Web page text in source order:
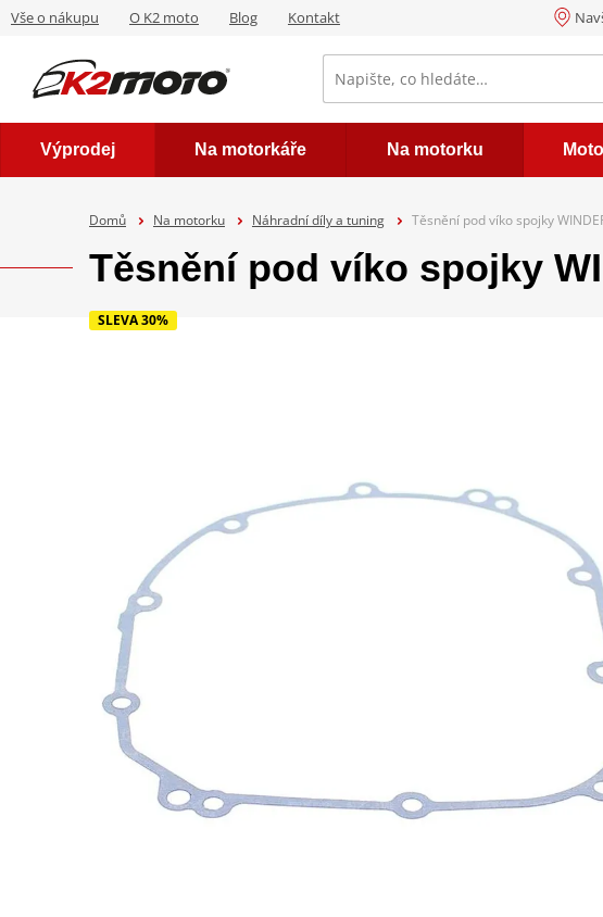
Vše o nákupu O K2 moto Blog Kontakt
Výprodej Na motorkáře Na motorku
Domů Na motorku Náhradní díly a tuning Těsnění pod víko spojky
Těsnění pod víko spojky
SLEVA 30%